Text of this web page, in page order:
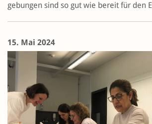
gebungen sind so gut wie bereit für den
15. Mai 2024